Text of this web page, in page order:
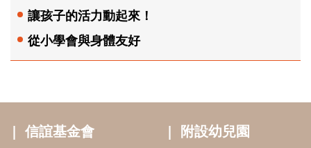
讓孩子的活力動起來！
從小學會與身體友好
信誼基金會 附設幼兒園